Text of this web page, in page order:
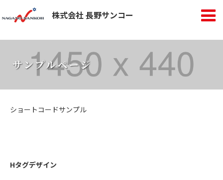
株式会社 長野サンコー
サンプルページ
ショートコードサンプル
Hタグデザイン